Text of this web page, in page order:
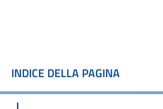
INDICE DELLA PAGINA